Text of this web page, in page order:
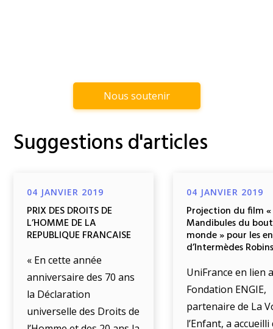
Nous soutenir
Suggestions d'articles
04 JANVIER 2019
PRIX DES DROITS DE
L’HOMME DE LA
REPUBLIQUE FRANCAISE
« En cette année
anniversaire des 70 ans
la Déclaration
universelle des Droits de
04 JANVIER 2019
Projection du film «
Mandibules du
monde » pour les
d’Intermèdes
UniFrance en lien
Fondation ENGIE,
partenaire de La
l’Enfant, a accueilli